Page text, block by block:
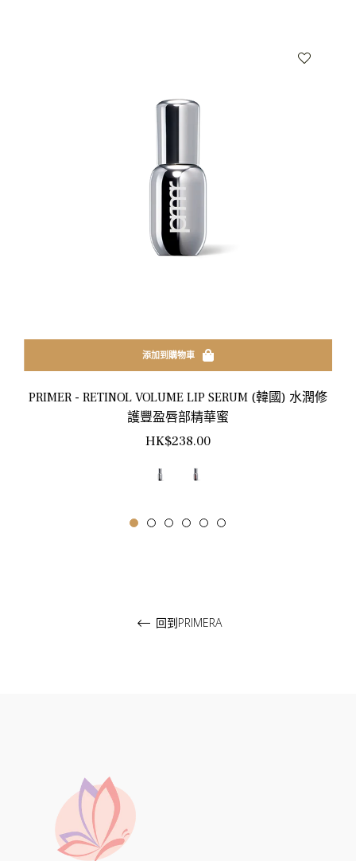
添加到購物車
PRIMER - RETINOL VOLUME LIP SERUM (韓國) 水潤修
護豐盈唇部精華蜜
正
HK$238.00
回到PRIMERA